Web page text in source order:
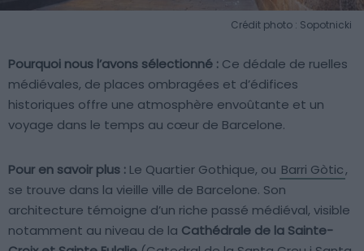
Crédit photo : Sopotnicki
Pourquoi nous l’avons sélectionné : Ce dédale de ruelles
médiévales, de places ombragées et d’édifices
historiques offre une atmosphère envoûtante et un
voyage dans le temps au cœur de Barcelone.
Pour en savoir plus : Le Quartier Gothique, ou Barri Gòtic,
se trouve dans la vieille ville de Barcelone. Son
architecture témoigne d’un riche passé médiéval, visible
notamment au niveau de la Cathédrale de la Sainte-